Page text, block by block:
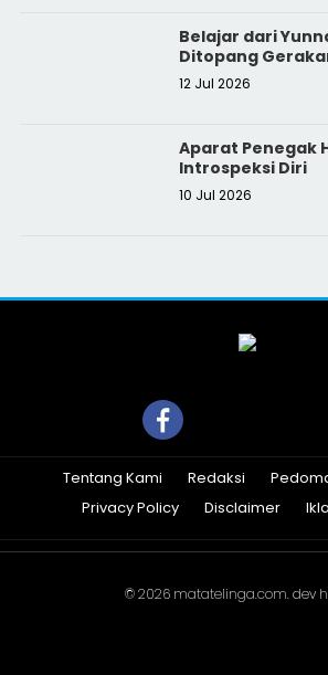
Belajar dari
Ditopang
12 Jul 2026
Aparat Penegak
Introspeksi Diri
10 Jul 2026
Tentang Kami Redaksi
Privacy Policy
Disclaimer
© 2026 matatelinga.com. dev